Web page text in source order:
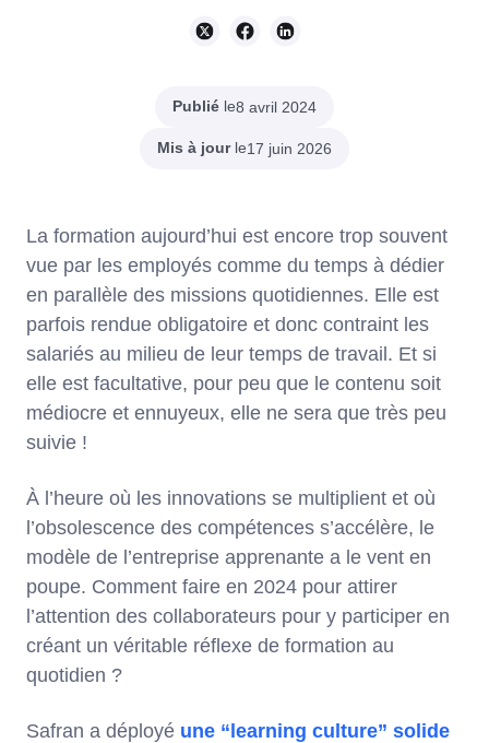
Publié le8 avril 2024
Mis à jourle17 juin 2026
La formation aujourd’hui est encore trop souvent
vue par les employés comme du temps à dédier
en parallèle des missions quotidiennes. Elle est
parfois rendue obligatoire et donc contraint les
salariés au milieu de leur temps de travail. Et si
elle est facultative, pour peu que le contenu soit
médiocre et ennuyeux, elle ne sera que très peu
suivie !
À l’heure où les innovations se multiplient et où
l’obsolescence des compétences s’accélère, le
modèle de l’entreprise apprenante a le vent en
poupe. Comment faire en 2024 pour attirer
l’attention des collaborateurs pour y participer en
créant un véritable réflexe de formation au
quotidien ?
Safran a déployé une “learning culture” solide